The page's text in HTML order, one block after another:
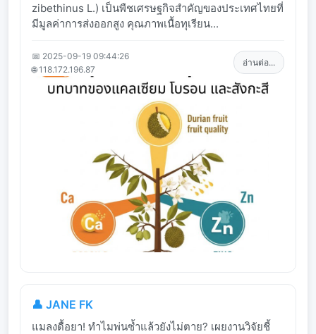
zibethinus L.) เป็นพืชเศรษฐกิจสำคัญของประเทศไทยที่
มีมูลค่าการส่งออกสูง คุณภาพเนื้อทุเรียน...
📅 2025-09-19 09:44:26
🌐 118.172.196.87
อ่านต่อ...
👤 JANE FK
แมลงดื้อยา! ทำไมพ่นซ้ำแล้วยังไม่ตาย? เผยงานวิจัยชี้